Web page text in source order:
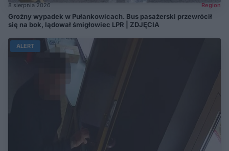
8 sierpnia 2026 Region
Groźny wypadek w Pułankowicach. Bus pasażerski przewrócił
się na bok, lądował śmigłowiec LPR | ZDJĘCIA
ALERT